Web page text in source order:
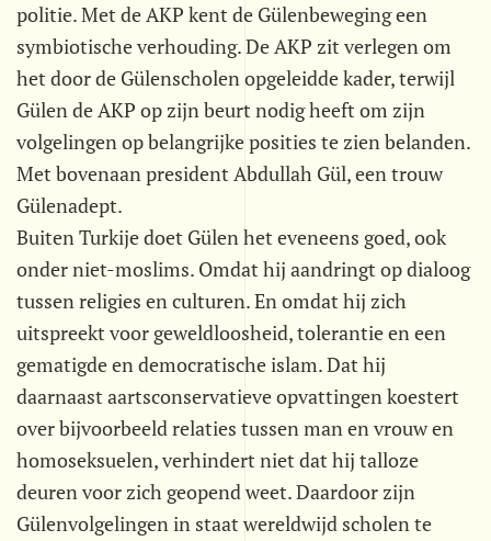
politie. Met de AKP kent de Gülenbeweging een
symbiotische verhouding. De AKP zit verlegen om
het door de Gülenscholen opgeleidde kader, terwijl
Gülen de AKP op zijn beurt nodig heeft om zijn
volgelingen op belangrijke posities te zien belanden.
Met bovenaan president Abdullah Gül, een trouw
Gülenadept.
Buiten Turkije doet Gülen het eveneens goed, ook
onder niet-moslims. Omdat hij aandringt op dialoog
tussen religies en culturen. En omdat hij zich
uitspreekt voor geweldloosheid, tolerantie en een
gematigde en democratische islam. Dat hij
daarnaast aartsconservatieve opvattingen koestert
over bijvoorbeeld relaties tussen man en vrouw en
homoseksuelen, verhindert niet dat hij talloze
deuren voor zich geopend weet. Daardoor zijn
Gülenvolgelingen in staat wereldwijd scholen te